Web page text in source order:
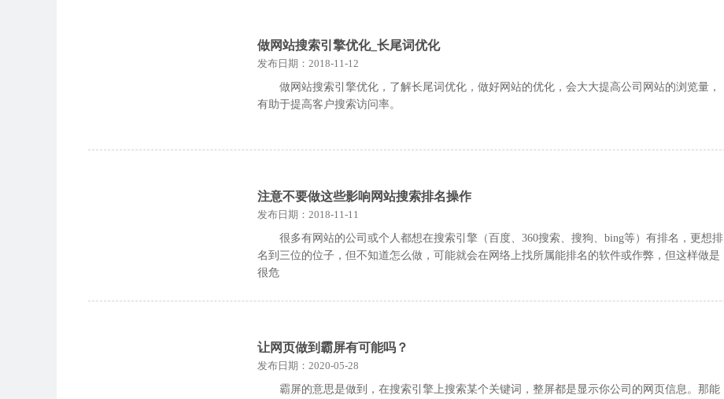
做网站搜索引擎优化_长尾词优化
发布日期：2018-11-12
做网站搜索引擎优化，了解长尾词优化，做好网站的优化，会大大提高公司网站的浏览量，
有助于提高客户搜索访问率。
注意不要做这些影响网站搜索排名操作
发布日期：2018-11-11
很多有网站的公司或个人都想在搜索引擎（百度、360搜索、搜狗、bing等）有排名，更想排
名到三位的位子，但不知道怎么做，可能就会在网络上找所属能排名的软件或作弊，但这样做是
很危
让网页做到霸屏有可能吗？
发布日期：2020-05-28
霸屏的意思是做到，在搜索引擎上搜索某个关键词，整屏都是显示你公司的网页信息。那能